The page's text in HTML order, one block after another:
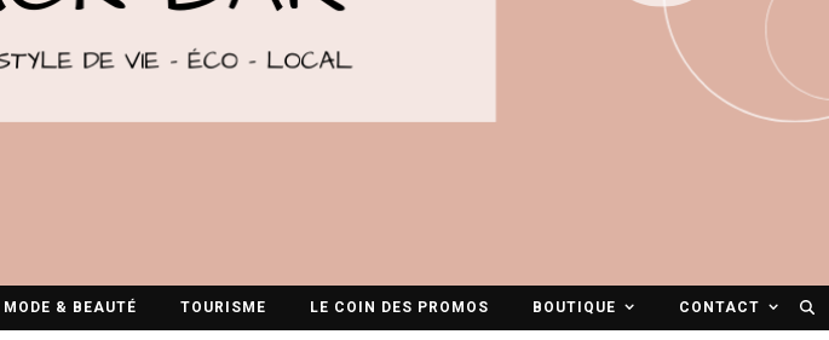
MODE & BEAUTÉ TOURISME LE COIN DES PROMOS BOUTIQUE CONTACT